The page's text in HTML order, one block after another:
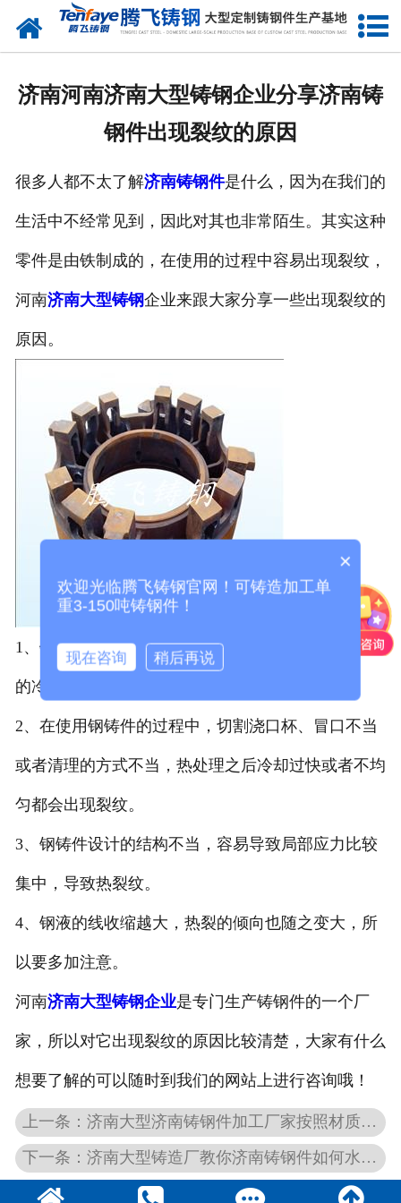
网站首页
生产能力
联系我们
济南河南济南大型铸钢企业分享济南铸
钢件出现裂纹的原因
很多人都不太了解济南铸钢件是什么，因为在我们的
生活中不经常见到，因此对其也非常陌生。其实这种
零件是由铁制成的，在使用的过程中容易出现裂纹，
河南济南大型铸钢企业来跟大家分享一些出现裂纹的
原因。
1、钢铸件冷却速度过快或者打箱过早都会造成很大
的冷却应力，增加热裂倾向。
2、在使用钢铸件的过程中，切割浇口杯、冒口不当
或者清理的方式不当，热处理之后冷却过快或者不均
匀都会出现裂纹。
3、钢铸件设计的结构不当，容易导致局部应力比较
集中，导致热裂纹。
4、钢液的线收缩越大，热裂的倾向也随之变大，所
以要多加注意。
河南济南大型铸钢企业是专门生产铸钢件的一个厂
家，所以对它出现裂纹的原因比较清楚，大家有什么
想要了解的可以随时到我们的网站上进行咨询哦！
上一条：济南大型济南铸钢件加工厂家按照材质使用划分特性是哪些？
下一条：济南大型铸造厂教你济南铸钢件如何水韧处理
×
欢迎光临腾飞铸钢官网！可铸造加工单
重3-150吨铸钢件！
现在咨询 稍后再说